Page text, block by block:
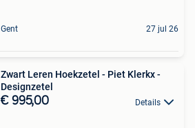
Gent 27 jul 26
Zwart Leren Hoekzetel - Piet Klerkx -
Designzetel
€ 995,00 Details